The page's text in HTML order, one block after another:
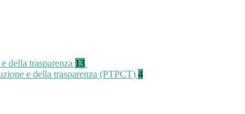
della trasparenza 13
e della trasparenza (PTPCT) 4